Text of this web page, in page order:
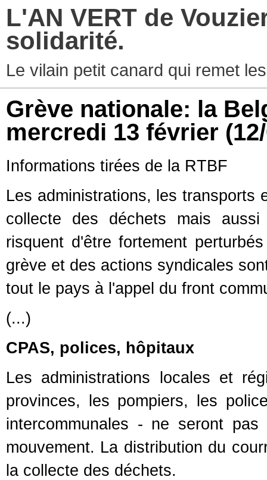
L'AN VERT de
solidarité.
Le vilain petit canard qui remet
Grève nationale: la
mercredi 13 février
Informations tirées de la RTBF
Les administrations, les transports
collecte des déchets mais
risquent d'être fortement
grève et des actions syndicales
tout le pays à l'appel du front
(...)
CPAS, polices, hôpitaux
Les administrations locales et
provinces, les pompiers, les
intercommunales - ne seront
mouvement. La distribution du
la collecte des déchets.